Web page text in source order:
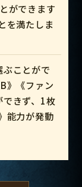
ができます
を満たしま
ことがで
》《ファン
できず、1枚
能力が発動